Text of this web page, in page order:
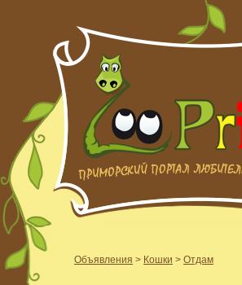
Объявления > Кошки > Отдам